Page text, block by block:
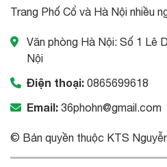
Trang Phố Cổ và Hà Nội nhiều
Văn phòng Hà Nội: Số 1 Lê
Nội
Điện thoại: 0865699618
Email: 36phohn@gmail.com
© Bản quyền thuộc KTS